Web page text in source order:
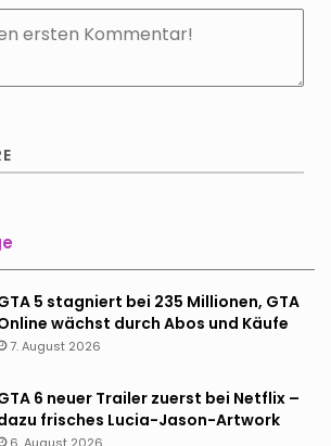
5 stagniert bei 235 Millionen, GTA
wächst durch Abos und Käufe
7. August 2026
6 neuer Trailer zuerst bei Netflix –
frisches Lucia-Jason-Artwork